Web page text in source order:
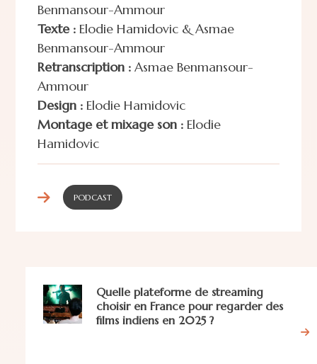
Benmansour-Ammour
Texte :Elodie Hamidovic & Asmae
Benmansour-Ammour
Retranscription :Asmae Benmansour-
Ammour
Design :Elodie Hamidovic
Montage et mixage son :Elodie
Hamidovic
PODCAST
Quelle plateforme de streaming
choisir en France pour regarder des
films indiens en 2025 ?